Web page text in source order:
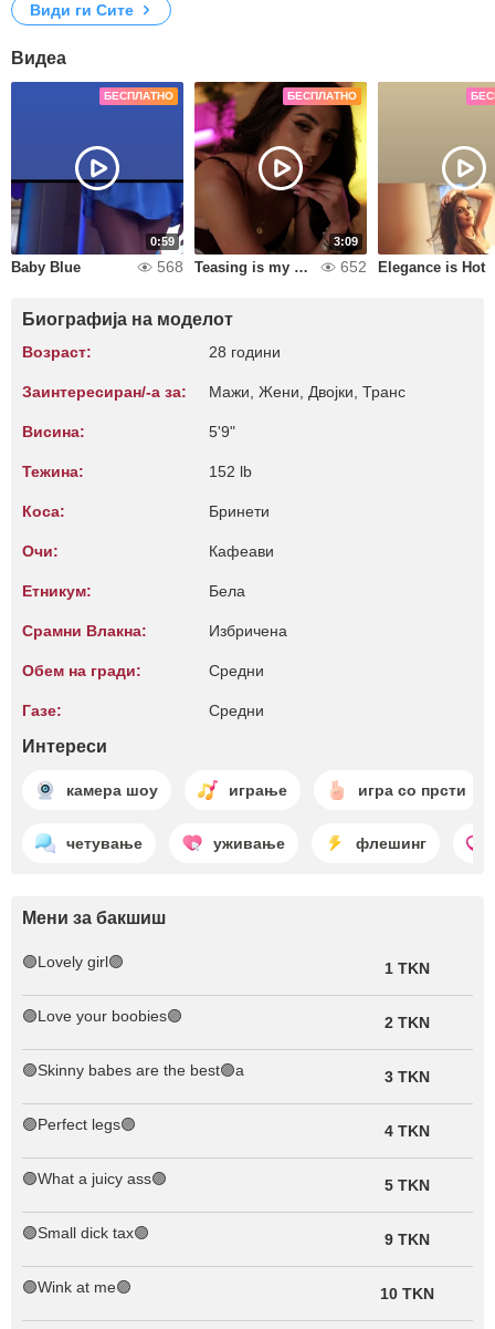
Види ги Сите
Видеа
БЕСПЛАТНО
0:59
Baby Blue 568
БЕСПЛАТНО
3:09
Teasing is my Passion 652 Elegance is Hot
Биографија на моделот
Возраст: 28 години
Заинтересиран/-а за: Мажи, Жени, Двојки, Транс
Висина: 5'9"
Тежина: 152 lb
Коса: Бринети
Очи: Кафеави
Етникум: Бела
Срамни Влакна: Избричена
Обем на гради: Средни
Газе: Средни
Интереси
камера шоу играње игра со прсти
четување уживање флешинг
Мени за бакшиш
🟣Lovely girl🟣 1 TKN
🟣Love your boobies🟣 2 TKN
🟣Skinny babes are the best🟣a 3 TKN
🟣Perfect legs🟣 4 TKN
🟣What a juicy ass🟣 5 TKN
🟣Small dick tax🟣 9 TKN
🟣Wink at me🟣 10 TKN